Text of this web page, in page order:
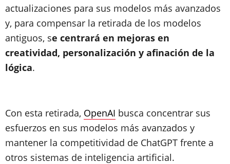
actualizaciones para sus modelos más avanzados
y, para compensar la retirada de los modelos
antiguos, se centrará en mejoras en
creatividad, personalización y afinación de la
lógica.
Con esta retirada, OpenAI busca concentrar sus
esfuerzos en sus modelos más avanzados y
mantener la competitividad de ChatGPT frente a
otros sistemas de inteligencia artificial.